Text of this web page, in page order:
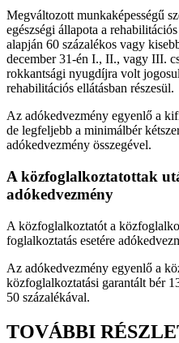
Megváltozott munkaképességű
egészségi állapota a
alapján 60 százalékos vagy
december 31-én I., II., vagy III.
rokkantsági nyugdíjra volt
rehabilitációs ellátásban részesül.
Az adókedvezmény egyenlő a
de legfeljebb a minimálbér
adókedvezmény összegével.
A közfoglalkoztatottak
adókedvezmény
A közfoglalkoztatót a
foglalkoztatás esetére
Az adókedvezmény egyenlő a
közfoglalkoztatási garantált bér
50 százalékával.
TOVÁBBI